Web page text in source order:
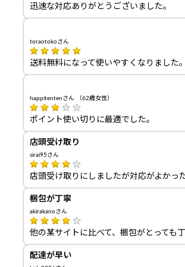
迅速な対応ありがとうございました。
toraotokoさん
送料無料になって使いやすくなりました。
happitentenさん （62歳女性）
ポイント使い切りに最適でした。
店頭受け取り
sirai95さん
店頭受け取りにしましたが対応がよかっ
梱包が丁寧
akirakanoさん
他の某サイトに比べて、梱包がとっても
配達が早い